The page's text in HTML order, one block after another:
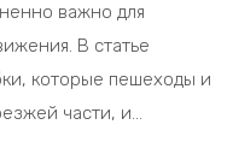
важно для
В статье
которые пешеходы и
части, и